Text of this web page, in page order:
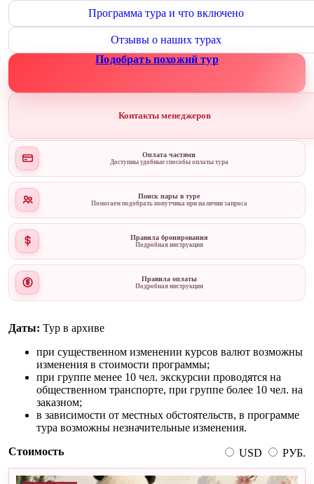
Программа тура и что включено
Отзывы о наших турах
Подобрать похожий тур
Контакты менеджеров
Оплата частями
Доступны удобные способы оплаты тура
Поиск пары в туре
Помогаем подобрать попутчика при наличии запроса
Правила бронирования
Подробная инструкция
Правила оплаты
Подробная инструкция
Даты: Тур в архиве
при существенном изменении курсов валют возможны
изменения в стоимости программы;
при группе менее 10 чел. экскурсии проводятся на
общественном транспорте, при группе более 10 чел. на
заказном;
в зависимости от местных обстоятельств, в программе
тура возможны незначительные изменения.
Стоимость
USD РУБ.